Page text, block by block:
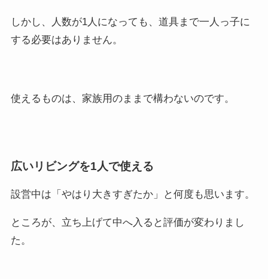
しかし、人数が1人になっても、道具まで一人っ子に
する必要はありません。
使えるものは、家族用のままで構わないのです。
広いリビングを1人で使える
設営中は「やはり大きすぎたか」と何度も思います。
ところが、立ち上げて中へ入ると評価が変わりまし
た。